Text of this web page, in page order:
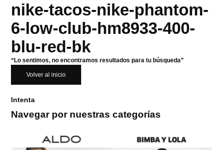
nike-tacos-nike-phantom-
6-low-club-hm8933-400-
blu-red-bk
“Lo sentimos, no encontramos resultados para tu búsqueda”
Volver al inicio
Intenta
Navegar por nuestras categorías